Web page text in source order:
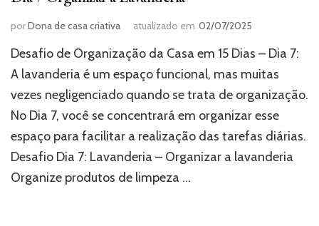
porDona de casa criativa atualizado em 02/07/2025
Desafio de Organização da Casa em 15 Dias – Dia 7:
A lavanderia é um espaço funcional, mas muitas
vezes negligenciado quando se trata de organização.
No Dia 7, você se concentrará em organizar esse
espaço para facilitar a realização das tarefas diárias.
Desafio Dia 7: Lavanderia – Organizar a lavanderia
Organize produtos de limpeza …